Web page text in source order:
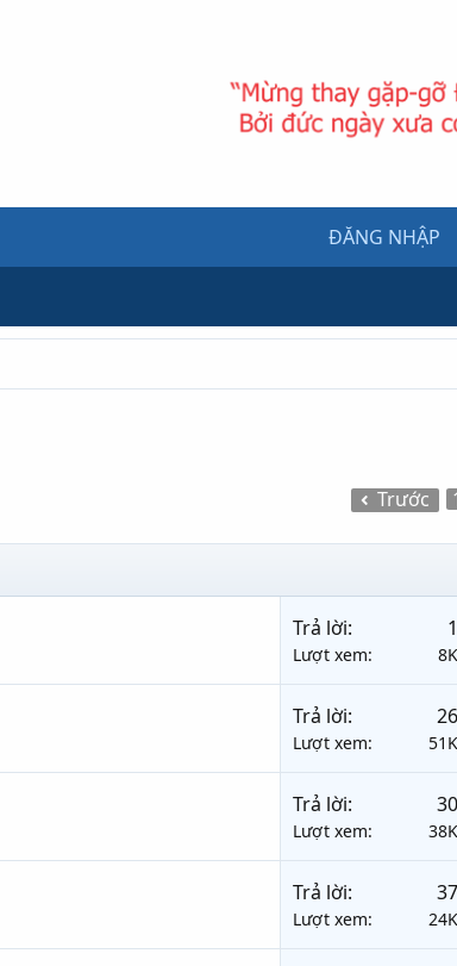
ĐĂNG NHẬP
Trước
Trả lời 1
Lượt xem 8K
Trả lời 26
Lượt xem 51K
Trả lời 30
Lượt xem 38K
Trả lời 37
Lượt xem 24K